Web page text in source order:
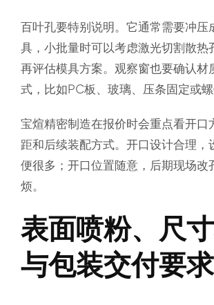
百叶孔要特别说明。它通常需要冲压
具，小批量时可以考虑激光切割散热
再评估模具方案。观察窗也要确认材
式，比如PC板、玻璃、压条固定或螺
宝煊精密制造在报价时会重点看开口
距和后续装配方式。开口设计合理，
便很多；开口位置随意，后期现场改
烦。
表面喷粉、尺
与包装交付要求